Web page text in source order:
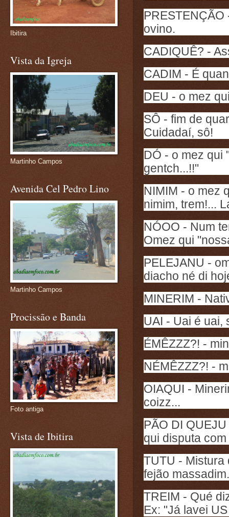
ovino.
CADIQUÊ? -
CADIM - É
DEU - o mez
SÔ - fim de
Cuidadaí, sô!
DÓ - o mez qui
gentch...!!"
NIMIM - o mez
nimim, trem!...
NÓOO - Num
Omez qui
PELEJANU -
diacho né di
MINERIM -
UAI - Uai é uai,
ÉMÊZZZ?! -
NÉMÊZZZ?! -
OIAQUI -
coizz...
PÃO DI
qui disputa
TUTU - Mistura
fejão
TREIM - Qué
Ex: "Já lavei
Ibitira
Vista da Igreja
Martinho Campos
Avenida Cel Pedro Lino
Martinho Campos
Procissão e Banda
Foto antiga
Vista de Ibitira